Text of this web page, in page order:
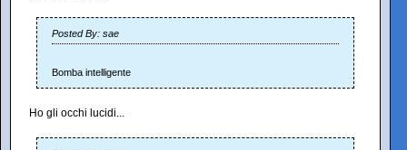
Posted By: sae
Bomba intelligente
Ho gli occhi lucidi...